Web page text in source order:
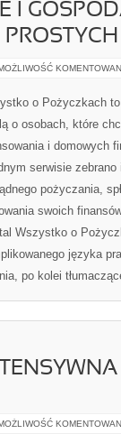
I
o Pożyczkach
o osobach, które
i domowych
serwisie
pożyczania,
swoich
Wszystko o
języka
po kolei